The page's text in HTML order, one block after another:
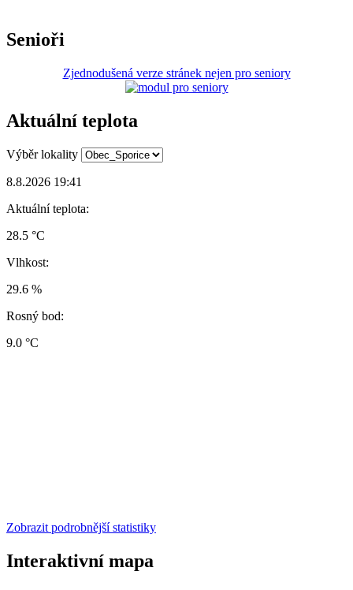
Senioři
Zjednodušená verze stránek nejen pro seniory
Aktuální teplota
Výběr lokality
8.8.2026 19:41
Aktuální teplota:
28.5 °C
Vlhkost:
29.6 %
Rosný bod:
9.0 °C
Zobrazit podrobnější statistiky
Interaktivní mapa